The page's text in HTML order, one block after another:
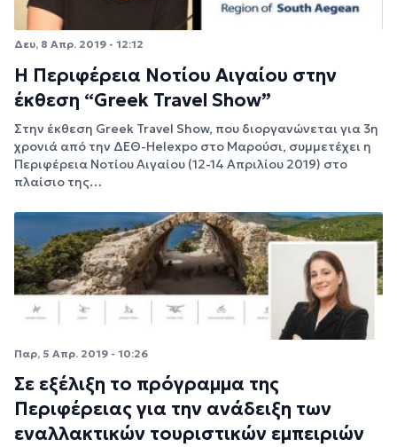
Δευ, 8 Απρ. 2019 - 12:12
Η Περιφέρεια Νοτίου Αιγαίου στην
έκθεση “Greek Travel Show”
Στην έκθεση Greek Travel Show, που διοργανώνεται για 3η
χρονιά από την ΔΕΘ-Helexpo στο Μαρούσι, συμμετέχει η
Περιφέρεια Νοτίου Αιγαίου (12-14 Απριλίου 2019) στο
πλαίσιο της…
Παρ, 5 Απρ. 2019 - 10:26
Σε εξέλιξη το πρόγραμμα της
Περιφέρειας για την ανάδειξη των
εναλλακτικών τουριστικών εμπειριών